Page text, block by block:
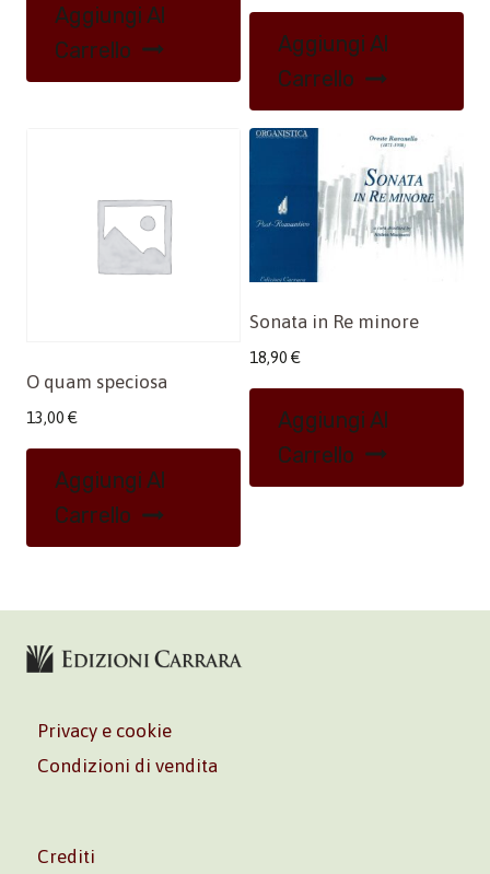
Aggiungi Al
Carrello
Aggiungi Al
Carrello
O quam speciosa
13,00 €
Aggiungi Al
Carrello
Sonata in Re minore
18,90 €
Aggiungi Al
Carrello
Privacy e cookie
Condizioni di vendita
Crediti